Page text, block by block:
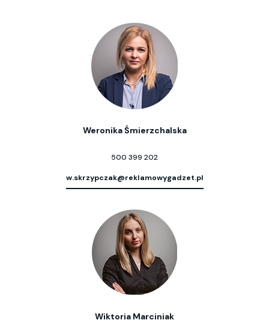
Weronika Śmierzchalska
500 399 202
w.skrzypczak@reklamowygadzet.pl
Wiktoria Marciniak